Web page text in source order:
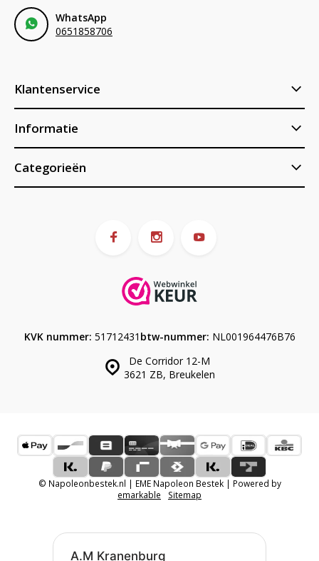
WhatsApp
0651858706
Klantenservice
Informatie
Categorieën
De Corridor 12-M
3621 ZB, Breukelen
KVK nummer: 51712431 btw-nummer: NL001964476B76
© Napoleonbestek.nl | EME Napoleon Bestek | Powered by
emarkable
Sitemap